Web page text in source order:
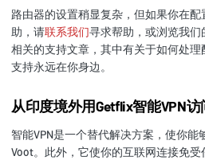
路由器的设置稍显复杂，但如果你在
助，请联系我们寻求帮助，或浏览我们
相关的支持文章，其中有关于如何处
支持永远在你身边。
从印度境外用Getflix智能VPN访
智能VPN是一个替代解决方案，使你能
Voot。此外，它使你的互联网连接免